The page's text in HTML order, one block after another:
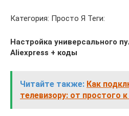
Категория: Просто Я Теги:
Настройка универсального
Aliexpress + коды
Читайте также: Как
телевизору: от простого